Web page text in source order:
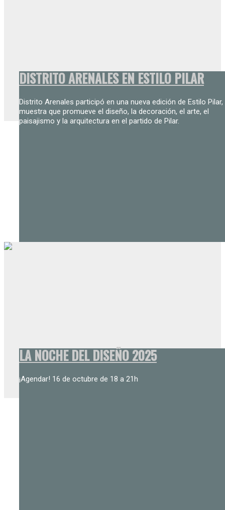
DISTRITO ARENALES EN ESTILO PILAR
Distrito Arenales participó en una nueva edición de Estilo Pilar,
muestra que promueve el diseño, la decoración, el arte, el
paisajismo y la arquitectura en el partido de Pilar.
LA NOCHE DEL DISEÑO 2025
¡Agendar! 16 de octubre de 18 a 21h